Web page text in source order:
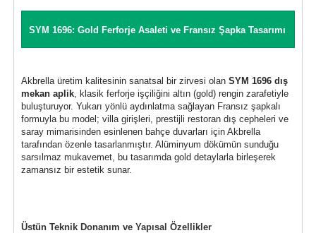
SYM 1696: Gold Ferforje Asaleti ve Fransız Şapka Tasarımı
Akbrella üretim kalitesinin sanatsal bir zirvesi olan SYM 1696 dış
mekan aplik, klasik ferforje işçiliğini altın (gold) rengin zarafetiyle
buluşturuyor. Yukarı yönlü aydınlatma sağlayan Fransız şapkalı
formuyla bu model; villa girişleri, prestijli restoran dış cepheleri ve
saray mimarisinden esinlenen bahçe duvarları için Akbrella
tarafından özenle tasarlanmıştır. Alüminyum dökümün sunduğu
sarsılmaz mukavemet, bu tasarımda gold detaylarla birleşerek
zamansız bir estetik sunar.
Üstün Teknik Donanım ve Yapısal Özellikler